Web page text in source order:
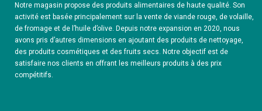
Notre magasin propose des produits alimentaires de haute qualité. Son
activité est basée principalement sur la vente de viande rouge, de volaille,
de fromage et de l’huile d’olive. Depuis notre expansion en 2020, nous
avons pris d’autres dimensions en ajoutant des produits de nettoyage,
des produits cosmétiques et des fruits secs. Notre objectif est de
satisfaire nos clients en offrant les meilleurs produits à des prix
compétitifs.